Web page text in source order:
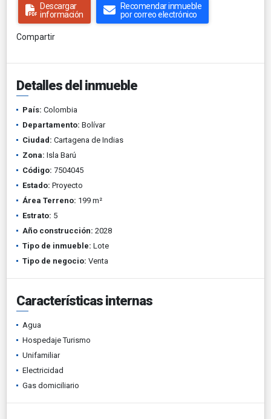
Descargar
información
Recomendar inmueble
por correo electrónico
Compartir
Detalles del inmueble
País: Colombia
Departamento: Bolívar
Ciudad: Cartagena de Indias
Zona: Isla Barú
Código: 7504045
Estado: Proyecto
Área Terreno: 199 m²
Estrato: 5
Año construcción: 2028
Tipo de inmueble: Lote
Tipo de negocio: Venta
Características internas
Agua
Hospedaje Turismo
Unifamiliar
Electricidad
Gas domiciliario